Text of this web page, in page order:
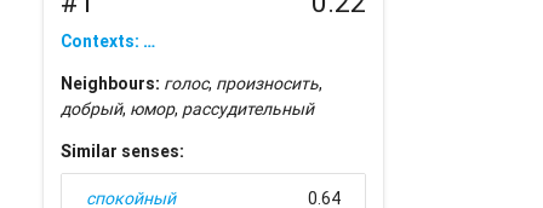
Contexts: …
Neighbours: голос, произносить,
добрый, юмор, рассудительный
Similar senses:
спокойный 0.64